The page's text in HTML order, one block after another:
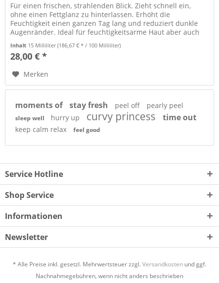
Für einen frischen, strahlenden Blick. Zieht schnell ein,
ohne einen Fettglanz zu hinterlassen. Erhöht die
Feuchtigkeit einen ganzen Tag lang und reduziert dunkle
Augenränder. Ideal für feuchtigkeitsarme Haut aber auch
Inhalt 15 Milliliter(186,67 € * / 100 Milliliter)
28,00 € *
Merken
moments of stay fresh peel off pearly peel
sleep well hurry up curvy princess time out
keep calm relax feel good
Service Hotline
Shop Service
Informationen
Newsletter
* Alle Preise inkl. gesetzl. Mehrwertsteuer zzgl.Versandkosten und ggf.
Nachnahmegebühren, wenn nicht anders beschrieben